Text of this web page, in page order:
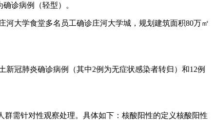
诊病例（轻型）。
大学食堂多名员工确诊庄河大学城，规划建筑面积80万㎡
新冠肺炎确诊病例（其中2例为无症状感染者转归）和12例
需针对性观察处理。具体如下：核酸阳性的定义核酸阳性